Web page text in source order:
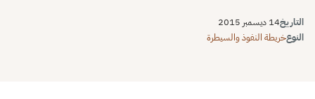
التاريخ14 ديسمبر 2015
النوعخريطة النفوذ والسيطرة